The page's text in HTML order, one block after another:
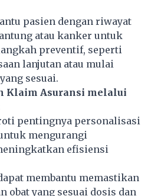
pasien dengan riwayat
atau kanker untuk
preventif, seperti
lanjutan atau mulai
sesuai.
Klaim Asuransi melalui
pentingnya personalisasi
mengurangi
efisiensi
membantu memastikan
obat yang sesuai dosis dan